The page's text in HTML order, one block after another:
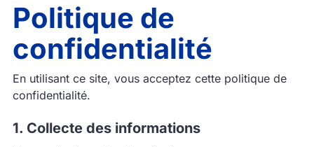
Politique de
confidentialité
En utilisant ce site, vous acceptez cette politique de
confidentialité.
1. Collecte des informations